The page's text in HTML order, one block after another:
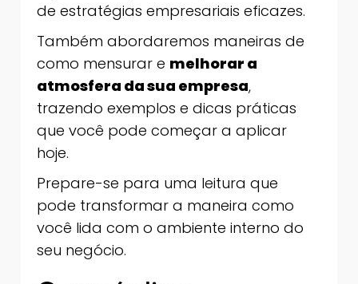
de estratégias empresariais eficazes.
Também abordaremos maneiras de
como mensurar e melhorar a
atmosfera da sua empresa,
trazendo exemplos e dicas práticas
que você pode começar a aplicar
hoje.
Prepare-se para uma leitura que
pode transformar a maneira como
você lida com o ambiente interno do
seu negócio.